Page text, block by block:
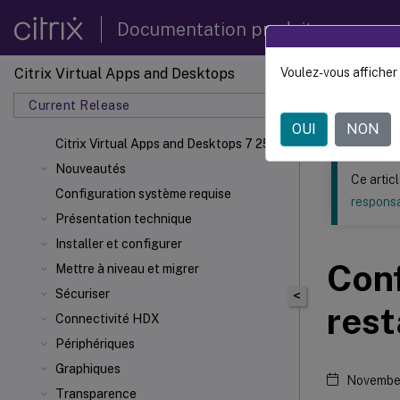
Documentation produit
Citrix Virtual Apps and Desktops
Current Release
Citrix Virtual Apps and Desktops 7 2511
Nouveautés
Configuration système requise
Présentation technique
Installer et configurer
Mettre à niveau et migrer
Sécuriser
Connectivité HDX
Périphériques
Graphiques
Transparence
Ce contenu a
Citrix
<
Ce
Voulez-vous
OUI NON